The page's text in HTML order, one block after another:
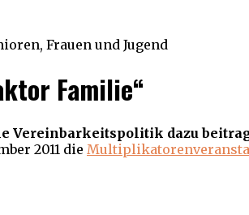
Familie“
Vereinbarkeitspolitik dazu
2011 die